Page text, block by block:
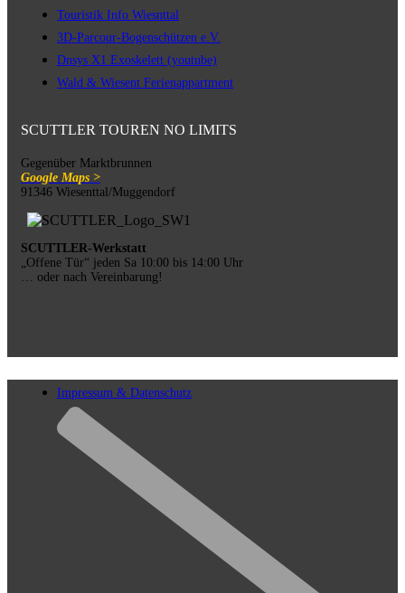
Touristik Info Wiesnttal
3D-Parcour-Bogenschützen e.V.
Dnsys X1 Exoskelett (youtube)
Wald & Wiesent Ferienappartment
SCUTTLER TOUREN NO LIMITS
Gegenüber Marktbrunnen
Google Maps >
91346 Wiesenttal/Muggendorf
SCUTTLER-Werkstatt
„Offene Tür“ jeden Sa 10:00 bis 14:00 Uhr
… oder nach Vereinbarung!
Impressum & Datenschutz